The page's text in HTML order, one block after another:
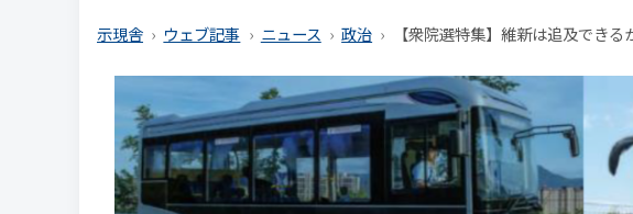
示現舎 ウェブ記事 ニュース 政治 【衆院選特集】維新は追及でき